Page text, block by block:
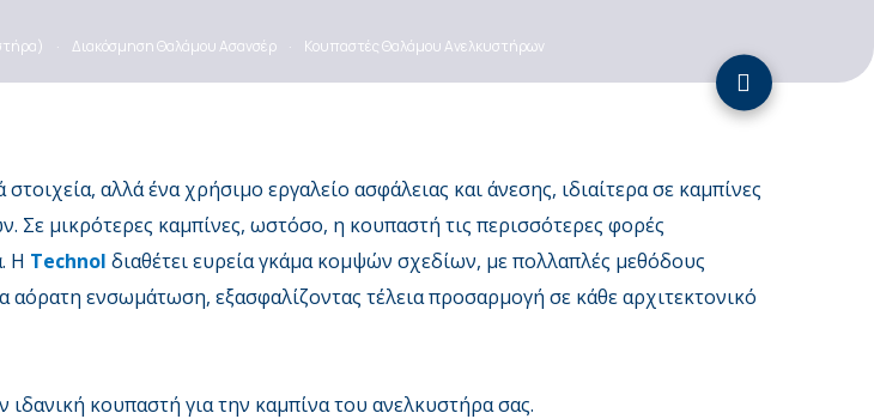
· Διακόσμηση Θαλάμου Ασανσέρ · Κουπαστές Θαλάμου Ανελκυστήρων
αλλά ένα χρήσιμο εργαλείο ασφάλειας και άνεσης, ιδιαίτερα σε καμπίνες
μικρότερες καμπίνες, ωστόσο, η κουπαστή τις περισσότερες φορές
Η Technol διαθέτει ευρεία γκάμα κομψών σχεδίων, με πολλαπλές μεθόδους
ενσωμάτωση, εξασφαλίζοντας τέλεια προσαρμογή σε κάθε αρχιτεκτονικό
ιδανική κουπαστή για την καμπίνα του ανελκυστήρα σας.